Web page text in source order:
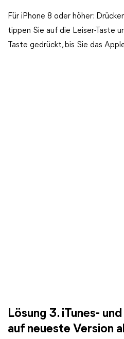
Für iPhone 8 oder höher:
tippen Sie auf die Leiser-Taste
Taste gedrückt, bis Sie das
Lösung 3. iTunes-
auf neueste Version